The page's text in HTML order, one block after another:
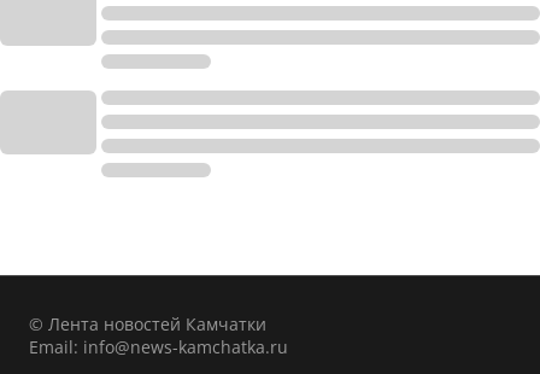
© Лента новостей Камчатки
Email: info@news-kamchatka.ru